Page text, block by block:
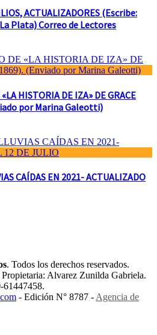
ACTUALIZADORES (Escribe:
Plata) Correo de Lectores
HISTORIA DE IZA» DE GRACE
por Marina Galeotti)
CAÍDAS EN 2021- ACTUALIZADO
. Todos los derechos reservados.
Alvarez Zunilda Gabriela.
61447458.
- Edición N° 8787 -Agencia de